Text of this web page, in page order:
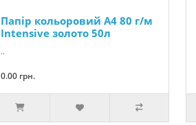
Папір кольоровий А4 80 г/м
Intensive золото 50л
..
0.00 грн.